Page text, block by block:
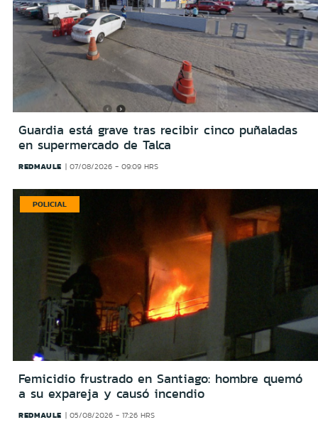
Guardia está grave tras recibir cinco puñaladas
en supermercado de Talca
REDMAULE 07/08/2026 - 09:09 HRS
POLICIAL
Femicidio frustrado en Santiago: hombre quemó
a su expareja y causó incendio
REDMAULE 05/08/2026 - 17:26 HRS